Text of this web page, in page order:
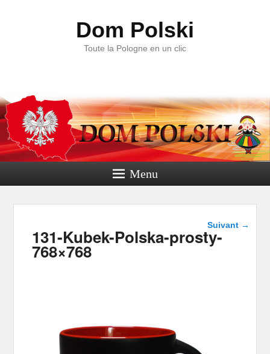
Dom Polski
Toute la Pologne en un clic
Menu
Navigation
dans les
Suivant →
131-Kubek-Polska-prosty-
768×768